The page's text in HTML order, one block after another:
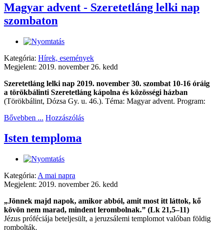
Magyar advent - Szeretetláng lelki nap
szombaton
Kategória: Hírek, események
Megjelent: 2019. november 26. kedd
Szeretetláng lelki nap 2019. november 30. szombat 10-16 óráig
a törökbálinti Szeretetláng kápolna és közösségi házban
(Törökbálint, Dózsa Gy. u. 46.). Téma: Magyar advent. Program:
Bővebben ... Hozzászólás
Isten temploma
Kategória: A mai napra
Megjelent: 2019. november 26. kedd
„Jönnek majd napok, amikor abból, amit most itt láttok, kő
kövön nem marad, mindent lerombolnak.” (Lk 21,5–11)
Jézus próféciája beteljesült, a jeruzsálemi templomot valóban földig
rombolták.